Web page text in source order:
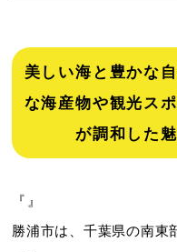
美しい海と豊かな
な海産物や観光ス
が調和した
『 』
勝浦市は、千葉県の南東